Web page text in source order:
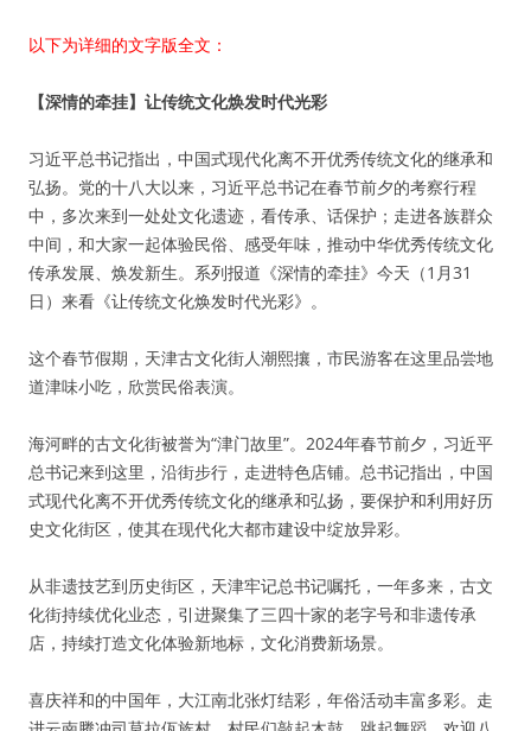
以下为详细的文字版全文：
【深情的牵挂】让传统文化焕发时代光彩
习近平总书记指出，中国式现代化离不开优秀传统文化的继承和
弘扬。党的十八大以来，习近平总书记在春节前夕的考察行程
中，多次来到一处处文化遗迹，看传承、话保护；走进各族群众
中间，和大家一起体验民俗、感受年味，推动中华优秀传统文化
传承发展、焕发新生。系列报道《深情的牵挂》今天（1月31
日）来看《让传统文化焕发时代光彩》。
这个春节假期，天津古文化街人潮熙攘，市民游客在这里品尝地
道津味小吃，欣赏民俗表演。
海河畔的古文化街被誉为“津门故里”。2024年春节前夕，习近平
总书记来到这里，沿街步行，走进特色店铺。总书记指出，中国
式现代化离不开优秀传统文化的继承和弘扬，要保护和利用好历
史文化街区，使其在现代化大都市建设中绽放异彩。
从非遗技艺到历史街区，天津牢记总书记嘱托，一年多来，古文
化街持续优化业态，引进聚集了三四十家的老字号和非遗传承
店，持续打造文化体验新地标，文化消费新场景。
喜庆祥和的中国年，大江南北张灯结彩，年俗活动丰富多彩。走